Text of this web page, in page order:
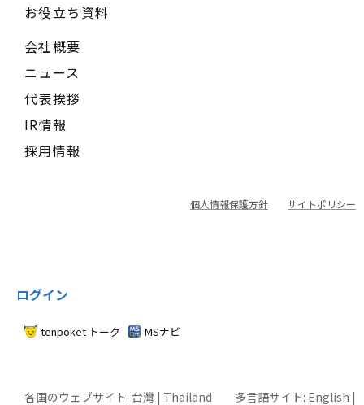
お役立ち資料
会社概要
ニュース
代表挨拶
IR情報
採用情報
個人情報保護方針 サイトポリシー
ログイン
tenpoket トーク MSナビ
各国のウェブサイト: 台灣 | Thailand 多言語サイト: English |